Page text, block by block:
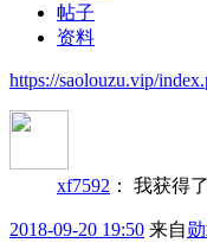
帖子
资料
https://saolouzu.vip/
xf7592 ： 我获得
2018-09-20 19:50 来自